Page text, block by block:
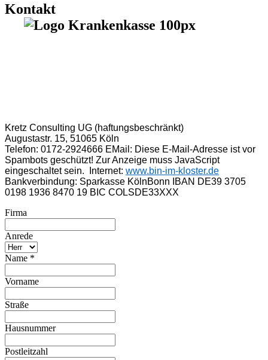
Kontakt
Kretz Consulting UG (haftungsbeschränkt)
Augustastr. 15, 51065 Köln
Telefon: 0172-2924666 EMail: Diese E-Mail-Adresse ist vor
Spambots geschützt! Zur Anzeige muss JavaScript
eingeschaltet sein. Internet: www.bin-im-kloster.de
Bankverbindung: Sparkasse KölnBonn IBAN DE39 3705
0198 1936 8470 19 BIC COLSDE33XXX
Firma
Anrede
Name *
Vorname
Straße
Hausnummer
Postleitzahl